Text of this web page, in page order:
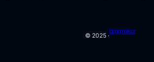
© 2025 ·
blog.gmork.cz